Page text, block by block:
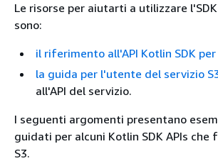
Le risorse per aiutarti a utilizzare
sono:
il riferimento all'API Kotlin SDK per
la guida per l'utente del servizio
all'API del servizio.
I seguenti argomenti presentano
guidati per alcuni Kotlin SDK APIs che
S3.